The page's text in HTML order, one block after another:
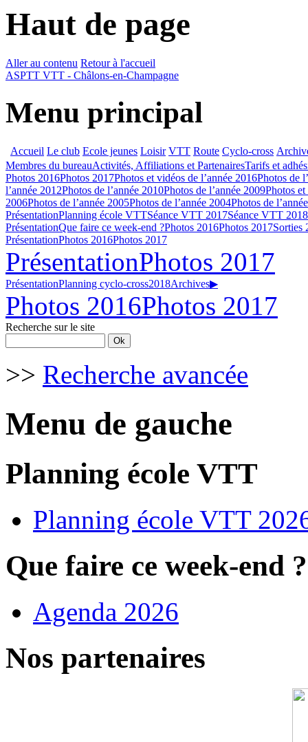
Haut de page
Aller au contenu Retour à l'accueil
ASPTT VTT - Châlons-en-Champagne
Menu principal
Accueil Le club Ecole jeunes Loisir VTT Route Cyclo-cross
Membres du bureauActivités, Affiliations et PartenairesTarifs et
Photos 2016Photos 2017Photos et vidéos de l’année 2016Photos de
l’année 2012Photos de l’année 2010Photos de l’année 2009Photos et
2006Photos de l’année 2005Photos de l’année 2004Photos de
PrésentationPlanning école VTTSéance VTT 2017Séance VTT 2018
PrésentationQue faire ce week-end ?Photos 2016Photos 2017Sorties
PrésentationPhotos 2016Photos 2017
PrésentationPhotos 2017
PrésentationPlanning cyclo-cross2018Archives▶
Photos 2016Photos 2017
Recherche sur le site
>> Recherche avancée
Menu de gauche
Planning école VTT
Planning école VTT
Que faire ce week-end ?
Agenda 2026
Nos partenaires